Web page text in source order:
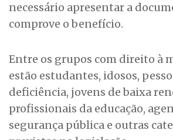
necessário apresentar a
comprove o benefício.
Entre os grupos com direito à
estão estudantes, idosos,
deficiência, jovens de baixa
profissionais da educação,
segurança pública e outras